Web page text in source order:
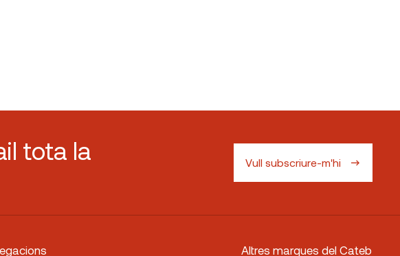
tota la
Vull subscriure-m'hi
Altres marques del Cateb